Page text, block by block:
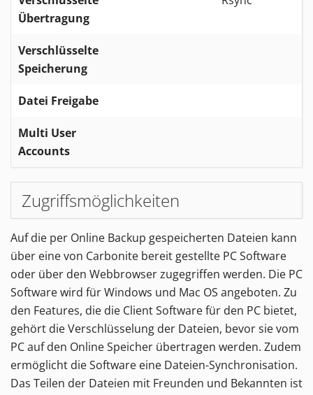
Übertragung
Verschlüsselte
Speicherung
Datei Freigabe
Multi User
Accounts
Zugriffsmöglichkeiten
Auf die per Online Backup gespeicherten Dateien kann
über eine von Carbonite bereit gestellte PC Software
oder über den Webbrowser zugegriffen werden. Die PC
Software wird für Windows und Mac OS angeboten. Zu
den Features, die die Client Software für den PC bietet,
gehört die Verschlüsselung der Dateien, bevor sie vom
PC auf den Online Speicher übertragen werden. Zudem
ermöglicht die Software eine Dateien-Synchronisation.
Das Teilen der Dateien mit Freunden und Bekannten ist